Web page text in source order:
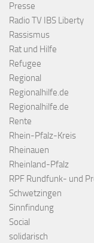
Presse
Radio TV IBS Liberty
Rassismus
Rat und Hilfe
Refugee
Regional
Regionalhilfe.de
Regionalhilfe.de
Rente
Rhein-Pfalz-Kreis
Rheinauen
Rheinland-Pfalz
RPF Rundfunk- und
Schwetzingen
Sinnfindung
Social
solidarisch